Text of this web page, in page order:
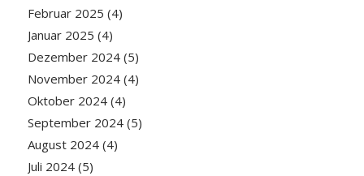
Februar 2025 (4)
Januar 2025 (4)
Dezember 2024(5)
November 2024(4)
Oktober 2024(4)
September 2024(5)
August 2024(4)
Juli 2024(5)